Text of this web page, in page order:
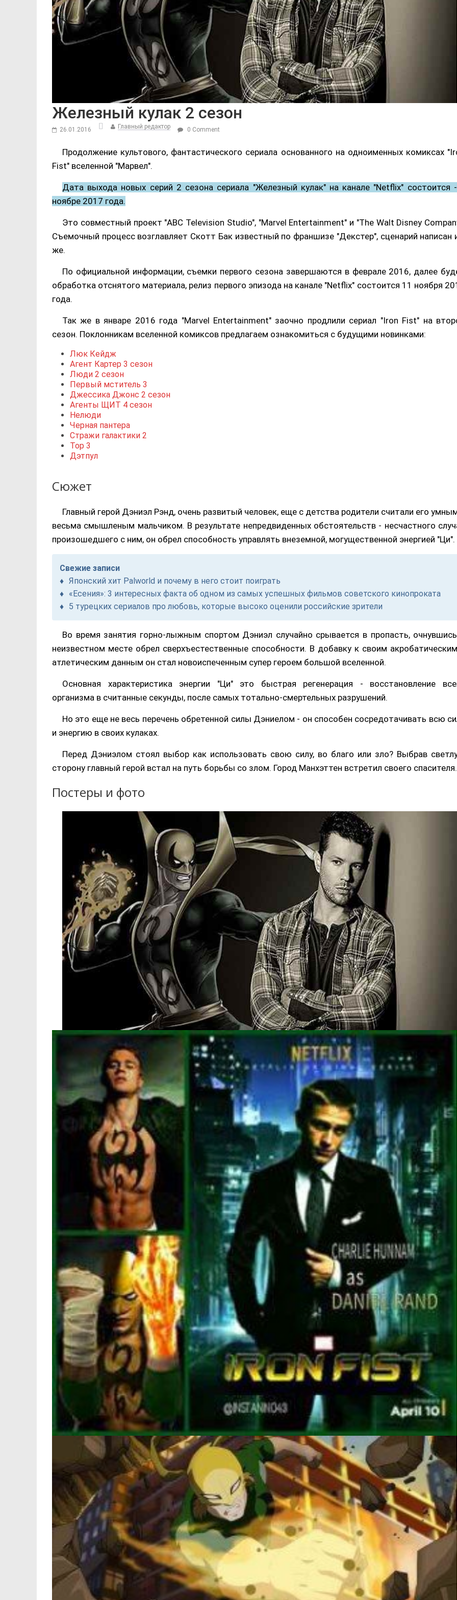
Железный кулак 2 сезон
26.01.2016 Главный редактор 0 Comment
Продолжение культового, фантастического сериала основанного на одноименных комиксах
Fist" вселенной "Марвел".
Дата выхода новых серий 2 сезона сериала "Железный кулак" на канале "Netflix" состоится
ноябре 2017 года.
Это совместный проект "ABC Television Studio", "Marvel Entertainment" и "The Walt Disney
Съемочный процесс возглавляет Скотт Бак известный по франшизе "Декстер", сценарий написан
же.
По официальной информации, съемки первого сезона завершаются в феврале 2016, далее
обработка отснятого материала, релиз первого эпизода на канале "Netflix" состоится 11 ноября
года.
Так же в январе 2016 года "Marvel Entertainment" заочно продлили сериал "Iron Fist" на
сезон. Поклонникам вселенной комиксов предлагаем ознакомиться с будущими новинками:
Люк Кейдж
Агент Картер 3 сезон
Люди 2 сезон
Первый мститель 3
Джессика Джонс 2 сезон
Агенты ЩИТ 4 сезон
Нелюди
Черная пантера
Стражи галактики 2
Тор 3
Дэтпул
Сюжет
Главный герой Дэниэл Рэнд, очень развитый человек, еще с детства родители считали его
весьма смышленым мальчиком. В результате непредвиденных обстоятельств - несчастного
произошедшего с ним, он обрел способность управлять внеземной, могущественной энергией "Ци".
Свежие записи
Японский хит Palworld и почему в него стоит поиграть
«Есения»: 3 интересных факта об одном из самых успешных фильмов советского кинопроката
5 турецких сериалов про любовь, которые высоко оценили российские зрители
Во время занятия горно-лыжным спортом Дэниэл случайно срывается в пропасть,
неизвестном месте обрел сверхъестественные способности. В добавку к своим
атлетическим данным он стал новоиспеченным супер героем большой вселенной.
Основная характеристика энергии "Ци" это быстрая регенерация - восстановление
организма в считанные секунды, после самых тотально-смертельных разрушений.
Но это еще не весь перечень обретенной силы Дэниелом - он способен сосредотачивать всю
и энергию в своих кулаках.
Перед Дэниэлом стоял выбор как использовать свою силу, во благо или зло? Выбрав
сторону главный герой встал на путь борьбы со злом. Город Манхэттен встретил своего спасителя.
Постеры и фото